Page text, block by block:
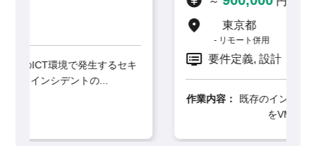
要件定義, 設計
既存のインターネット閲覧環境システム